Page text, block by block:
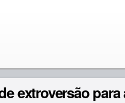
extroversão